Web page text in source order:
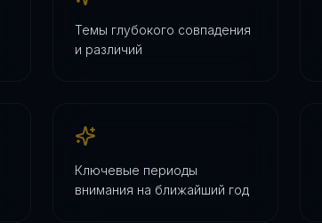
Темы глубокого совпадения
и различий
Ключевые периоды
внимания на ближайший год